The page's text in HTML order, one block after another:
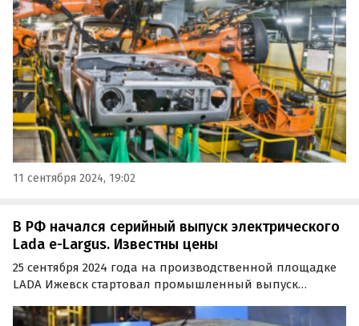
38 тыс. рублей.
11 сентября 2024, 19:02
В РФ начался серийный выпуск электрического
Lada e-Largus. Известны цены
25 сентября 2024 года на производственной площадке
LADA Ижевск стартовал промышленный выпуск
в присутствии президента АО «АвтоВАЗ» Максима